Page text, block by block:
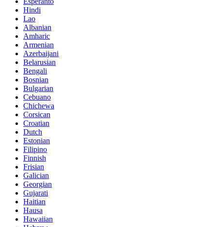
Hindi
Lao
Albanian
Amharic
Armenian
Azerbaijani
Belarusian
Bengali
Bosnian
Bulgarian
Cebuano
Chichewa
Corsican
Croatian
Dutch
Estonian
Filipino
Finnish
Frisian
Galician
Georgian
Gujarati
Haitian
Hausa
Hawaiian